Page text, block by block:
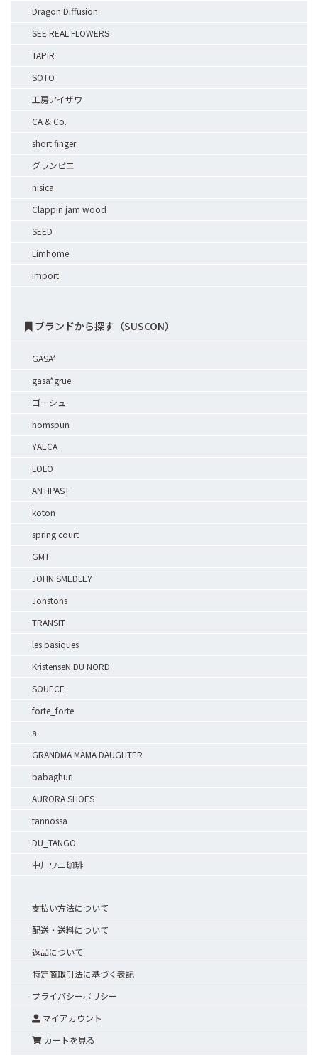
Dragon Diffusion
SEE REAL FLOWERS
TAPIR
SOTO
工房アイザワ
CA & Co.
short finger
グランピエ
nisica
Clappin jam wood
SEED
Limhome
import
ブランドから探す（SUSCON）
GASA*
gasa*grue
ゴーシュ
homspun
YAECA
LOLO
ANTIPAST
koton
spring court
GMT
JOHN SMEDLEY
Jonstons
TRANSIT
les basiques
KristenseN DU NORD
SOUECE
forte_forte
a.
GRANDMA MAMA DAUGHTER
babaghuri
AURORA SHOES
tannossa
DU_TANGO
中川ワニ珈琲
支払い方法について
配送・送料について
返品について
特定商取引法に基づく表記
プライバシーポリシー
マイアカウント
カートを見る